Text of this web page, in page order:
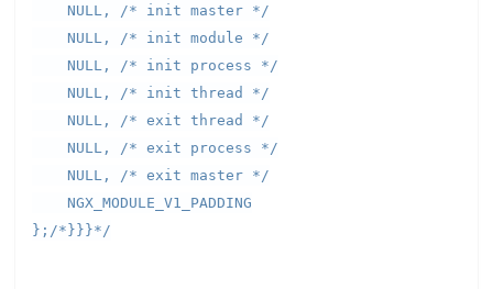
NULL, /* init master */
NULL, /* init module */
NULL, /* init process */
NULL, /* init thread */
NULL, /* exit thread */
NULL, /* exit process */
NULL, /* exit master */
NGX_MODULE_V1_PADDING
};/*}}}*/